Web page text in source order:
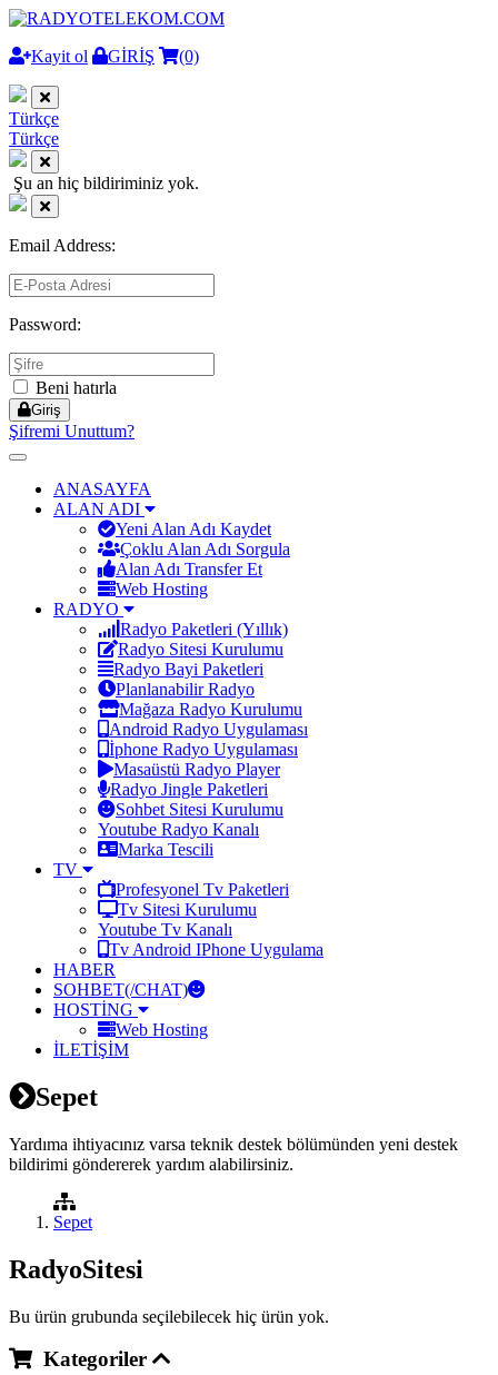
Kayit ol GİRİŞ (0)
Türkçe
Türkçe
Şu an hiç bildiriminiz yok.
Email Address:
Password:
Beni hatırla
Giriş
Şifremi Unuttum?
Toggle
navigationANASAYFA
ALAN ADI
Yeni Alan Adı Kaydet
Çoklu Alan Adı Sorgula
Alan Adı Transfer Et
Web Hosting
RADYO
Radyo Paketleri (Yıllık)
Radyo Sitesi Kurulumu
Radyo Bayi Paketleri
Planlanabilir Radyo
Mağaza Radyo Kurulumu
Android Radyo Uygulaması
İphone Radyo Uygulaması
Masaüstü Radyo Player
Radyo Jingle Paketleri
Sohbet Sitesi Kurulumu
Youtube Radyo Kanalı
Marka Tescili
TV
Profesyonel Tv Paketleri
Tv Sitesi Kurulumu
Youtube Tv Kanalı
Tv Android IPhone Uygulama
HABER
SOHBET(/CHAT)
HOSTİNG
Web Hosting
İLETİŞİM
Sepet
Yardıma ihtiyacınız varsa teknik destek bölümünden yeni destek
bildirimi göndererek yardım alabilirsiniz.
Sepet
RadyoSitesi
Bu ürün grubunda seçilebilecek hiç ürün yok.
Kategoriler